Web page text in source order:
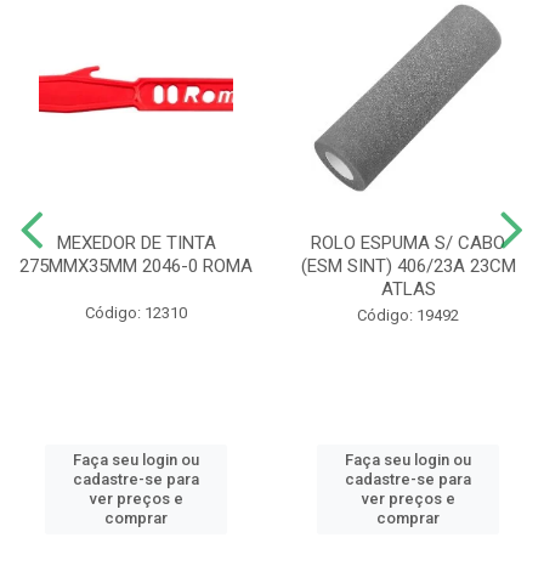
MEXEDOR DE TINTA
275MMX35MM 2046-0 ROMA
Código: 12310
Faça seu login ou
cadastre-se para
ver preços e
comprar
ROLO ESPUMA S/ CABO
(ESM SINT) 406/23A 23CM
ATLAS
Código: 19492
Faça seu login ou
cadastre-se para
ver preços e
comprar